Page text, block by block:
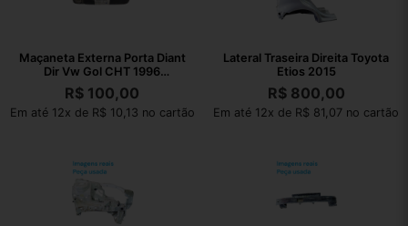
Maçaneta Externa Porta Diant
Dir Vw Gol CHT 1996
377837205
R$ 100,00
Em até 12x de R$ 10,13 no cartão
Lateral Traseira Direita Toyota
Etios 2015
R$800,00
Em até 12x de R$ 81,07 no cartão